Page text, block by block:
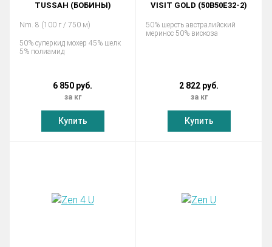
TUSSAH (БОБИНЫ)
Nm. 8 (100 г / 750 м)
50% суперкид мохер 45% шелк
5% полиамид
6 850 руб.
за кг
Купить
VISIT GOLD (50В50Е32-2)
50% шерсть австралийский
меринос 50% вискоза
2 822 руб.
за кг
Купить